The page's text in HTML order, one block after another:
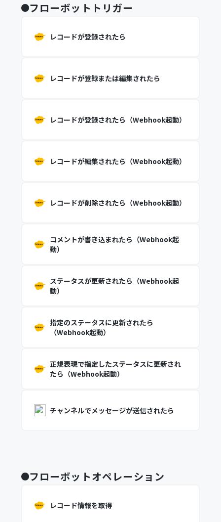
フローボットトリガー
レコードが登録されたら
レコードが登録または編集されたら
レコードが登録されたら（Webhook起動）
レコードが編集されたら（Webhook起動）
レコードが削除されたら（Webhook起動）
コメントが書き込まれたら（Webhook起
動）
ステータスが更新されたら（Webhook起
動）
指定のステータスに更新されたら
（Webhook起動）
正規表現で指定したステータスに更新され
たら（Webhook起動）
チャンネルでメッセージが送信されたら
フローボットオペレーション
レコード情報を取得